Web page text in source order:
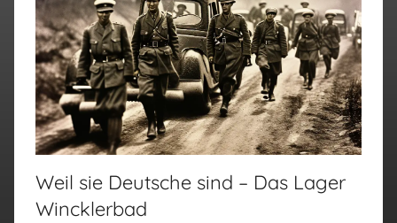
Weil sie Deutsche sind – Das Lager
Wincklerbad